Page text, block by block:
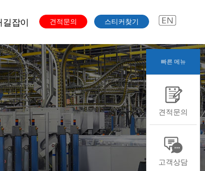
견적문의 스티커찾기
길잡이
과정
수
용도
용지
형태
후가공
인자료
빠른 메뉴
견적문의
고객상담